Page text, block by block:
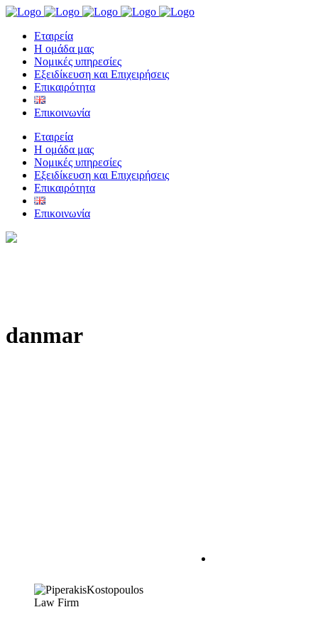
Eταιρεία
Η ομάδα μας
Νομικές υπηρεσίες
Εξειδίκευση και Επιχειρήσεις
Επικαιρότητα
Επικοινωνία
Eταιρεία
Η ομάδα μας
Νομικές υπηρεσίες
Εξειδίκευση και Επιχειρήσεις
Επικαιρότητα
Επικοινωνία
danmar